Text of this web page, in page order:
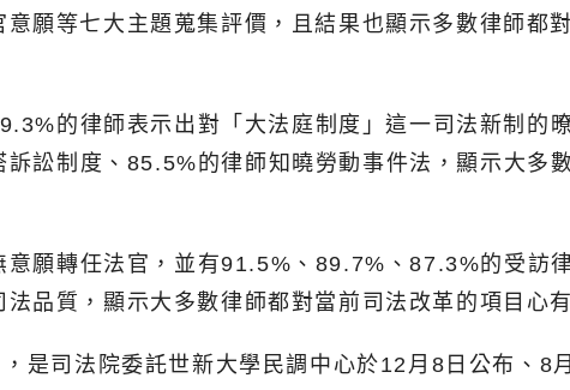
願等七大主題蒐集評價，且結果也顯示多數律師都
的律師表示出對「大法庭制度」這一司法新制的
訟制度、85.5%的律師知曉勞動事件法，顯示大多
願轉任法官，並有91.5%、89.7%、87.3%的受訪
品質，顯示大多數律師都對當前司法改革的項目心
是司法院委託世新大學民調中心於12月8日公布、8